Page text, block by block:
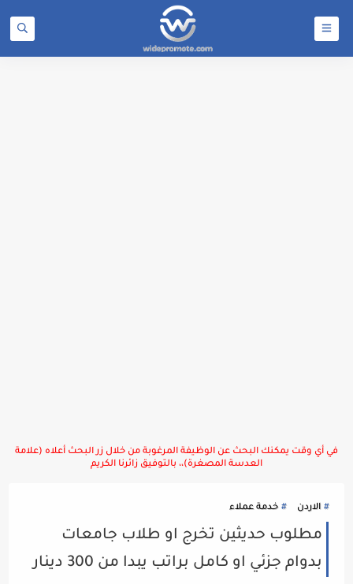
في أي وقت يمكنك البحث عن الوظيفة المرغوبة من خلال زر البحث أعلاه (علامة
العدسة المصغرة)،، بالتوفيق زائرنا الكريم
الاردن خدمة عملاء
مطلوب حديثين تخرج او طلاب جامعات
بدوام جزئي او كامل براتب يبدا من 300 دينار